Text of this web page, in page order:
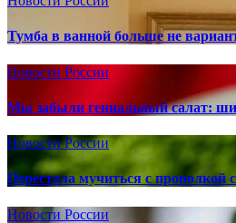
Тумба в ванной больше не
Новости России
Мы забыли гениальный салат:
Новости России
Перестала мучиться с прополкой
Новости России